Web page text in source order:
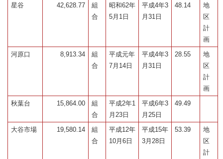
星谷
42,628.77
組
合
昭和62年
5月1日
平成4年3
月31日
48.14
地
区
計
画
河原口
8,913.34
組
合
平成元年
7月14日
平成4年3
月31日
28.55
地
区
計
画
秋葉台
15,864.00
組
合
平成2年1
月23日
平成6年3
月25日
49.49
大谷市場 19,580.14
組
合
平成12年
10月6日
平成15年
3月28日
53.39
地
区
計